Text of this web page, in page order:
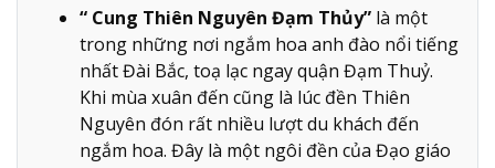
“ Cung Thiên Nguyên Đạm Thủy” là một
trong những nơi ngắm hoa anh đào nổi tiếng
nhất Đài Bắc, toạ lạc ngay quận Đạm Thuỷ.
Khi mùa xuân đến cũng là lúc đền Thiên
Nguyên đón rất nhiều lượt du khách đến
ngắm hoa. Đây là một ngôi đền của Đạo giáo